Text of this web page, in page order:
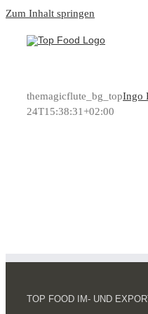
Zum Inhalt springen
themagicflute_bg_topIngo
24T15:38:31+02:00
TOP FOOD IM- UND